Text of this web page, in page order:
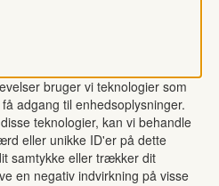
bruger vi teknologier som
adgang til enhedsoplysninger.
teknologier, kan vi behandle
eller unikke ID'er på dette
samtykke eller trækker dit
en negativ indvirkning på visse